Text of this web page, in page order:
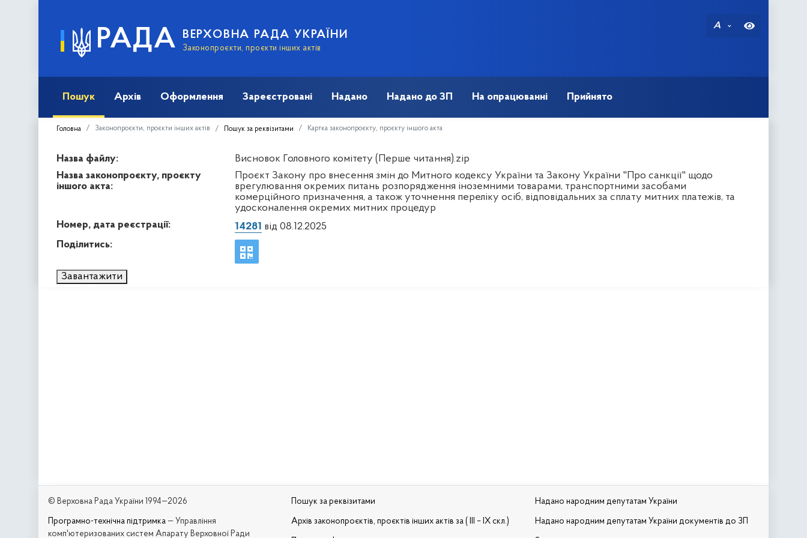
РАДА ВЕРХОВНА РАДА УКРАЇНИ
Законопроєкти, проєкти інших актів
A
Пошук Архів Оформлення Зареєстровані Надано Надано до ЗП На опрацюванні Прийнято
Головна Законопроєкти, проєкти інших актів Пошук за реквізитами Картка законопроєкту, проєкту іншого акта
Назва файлу:
Висновок Головного комітету (Перше читання).zip
Назва законопроєкту, проєкту
іншого акта:
Проєкт Закону про внесення змін до Митного кодексу України та Закону України "Про санкції" щодо
врегулювання окремих питань розпорядження іноземними товарами, транспортними засобами
комерційного призначення, а також уточнення переліку осіб, відповідальних за сплату митних платежів, та
удосконалення окремих митних процедур
Номер, дата реєстрації:
14281 від 08.12.2025
Поділитись:
Завантажити
© Верховна Рада України 1994—2026
Програмно-технічна підтримка — Управління
комп'ютеризованих систем Апарату Верховної Ради
Пошук за реквізитами
Архів законопроєктів, проєктів інших актів за ( III – IX скл.)
Надано народним депутатам України
Надано народним депутатам України документів до ЗП